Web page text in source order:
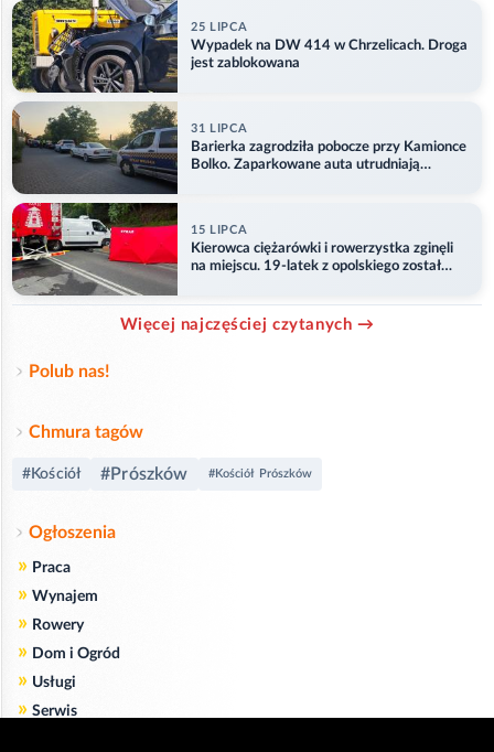
25 LIPCA
Wypadek na DW 414 w Chrzelicach. Droga
jest zablokowana
31 LIPCA
Barierka zagrodziła pobocze przy Kamionce
Bolko. Zaparkowane auta utrudniają
15 LIPCA
Kierowca ciężarówki i rowerzystka zginęli
na miejscu. 19-latek z opolskiego został
Więcej najczęściej czytanych →
Polub nas!
Chmura tagów
#Kościół #Prószków #Kościół Prószków
Ogłoszenia
» Praca
» Wynajem
» Rowery
» Dom i Ogród
» Usługi
» Serwis